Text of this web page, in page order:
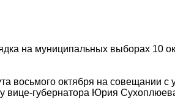
на муниципальных выборах 10
восьмого октября на совещании с
вице-губернатора Юрия